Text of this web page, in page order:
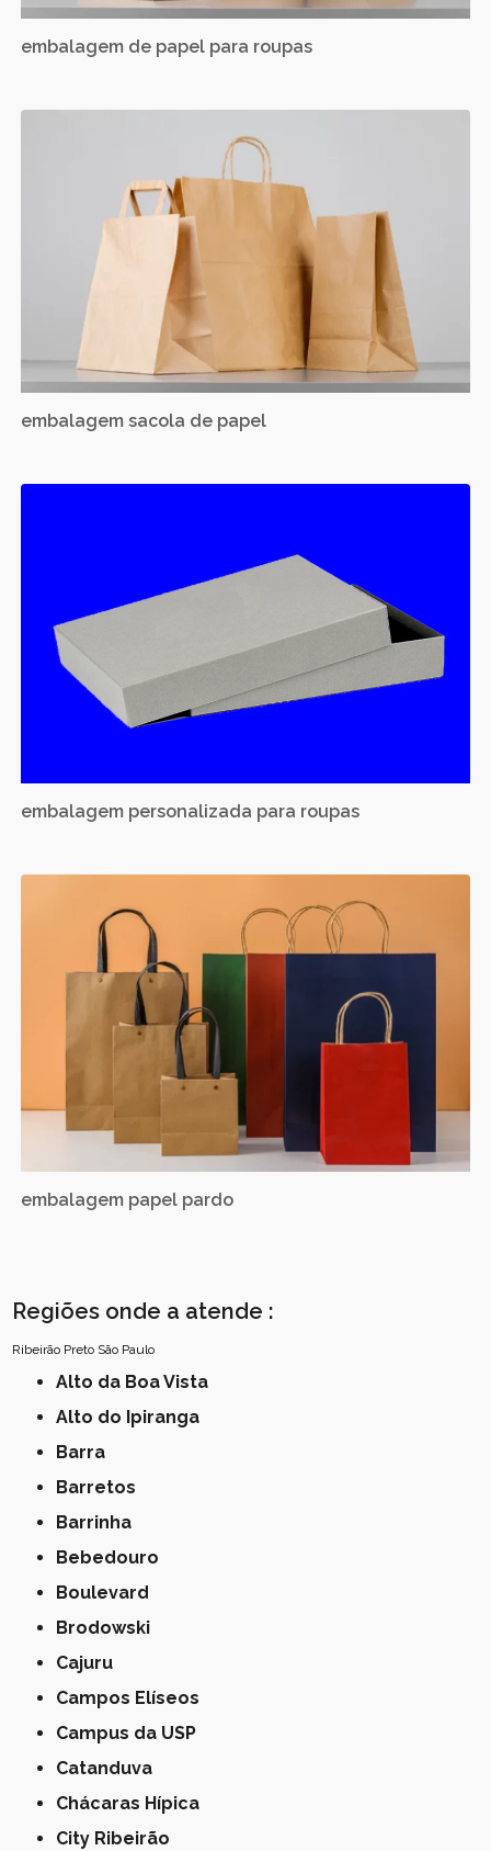
embalagem de papel para roupas
embalagem sacola de papel
embalagem personalizada para roupas
embalagem papel pardo
Regiões onde a atende :
Ribeirão Preto São Paulo
Alto da Boa Vista
Alto do Ipiranga
Barra
Barretos
Barrinha
Bebedouro
Boulevard
Brodowski
Cajuru
Campos Elíseos
Campus da USP
Catanduva
Chácaras Hípica
City Ribeirão